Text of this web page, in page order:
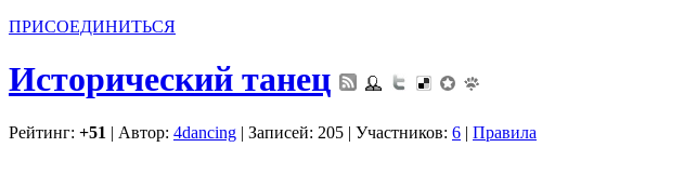
ПРИСОЕДИНИТЬСЯ
Исторический танец
Рейтинг: +51 | Автор: 4dancing | Записей: 205 | Участников: 6 | Правила